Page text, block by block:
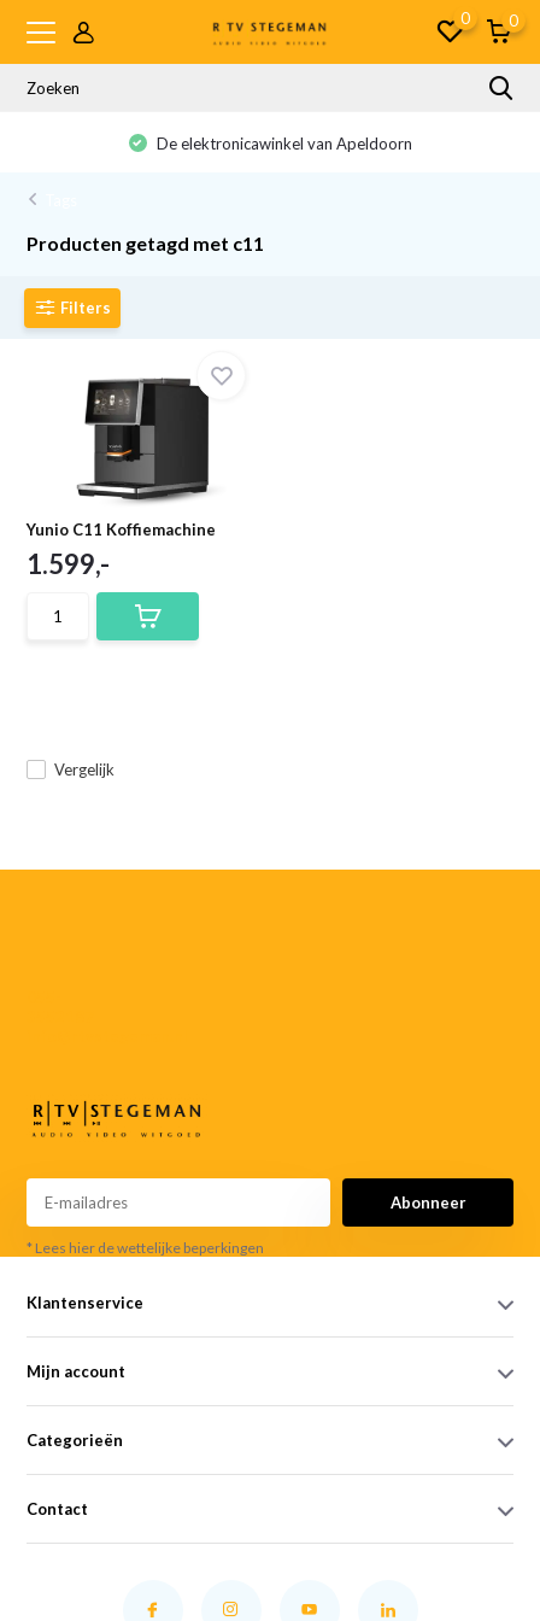
0 0
De elektronicawinkel van Apeldoorn
Producten getagd met c11
Filters
Yunio C11 Koffiemachine
Vergelijk
1.599,-
Abonneer
* Lees hier de wettelijke beperkingen
Klantenservice
Mijn account
Categorieën
Contact